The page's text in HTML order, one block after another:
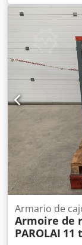
Armario de
Armoire de
PAROLAI 11